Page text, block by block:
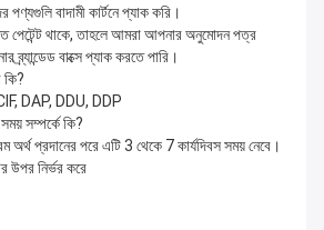
বাদামী কার্টনে প্যাক করি।
পেটেন্ট থাকে, তাহলে আমরা আপনার অনুমোদন পত্র
বাক্সে প্যাক করতে পারি।
কি?
DAP, DDU, DDP
সম্পর্কে কি?
প্রদানের পরে এটি 3 থেকে 7 কার্যদিবস সময় নেবে।
উপর নির্ভর করে